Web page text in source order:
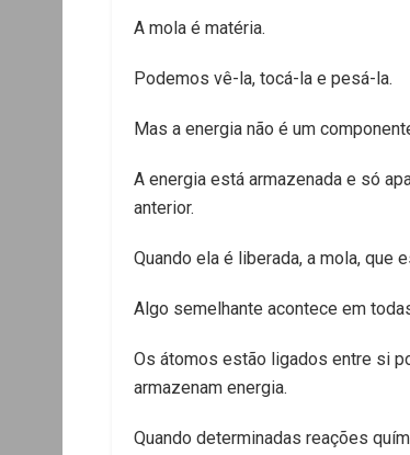
A mola é matéria.
Podemos vê-la, tocá-la e pesá-la.
Mas a energia não é um
A energia está armazenada e só
anterior.
Quando ela é liberada, a mola, que
Algo semelhante acontece em
Os átomos estão ligados entre si
armazenam energia.
Quando determinadas reações